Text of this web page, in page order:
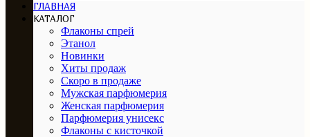
ГЛАВНАЯ
КАТАЛОГ
Флаконы спрей
Этанол
Новинки
Хиты продаж
Скоро в продаже
Мужская парфюмерия
Женская парфюмерия
Парфюмерия унисекс
Флаконы с кисточкой